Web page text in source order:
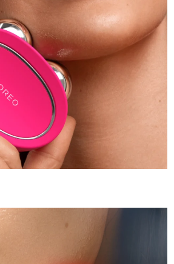
预计送达日期 8/12/26
预计送达日期 8/11/26
预计送达日期
预计送达日期